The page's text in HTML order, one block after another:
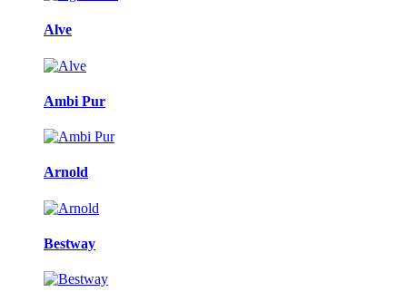
Alve
Ambi Pur
Arnold
Bestway